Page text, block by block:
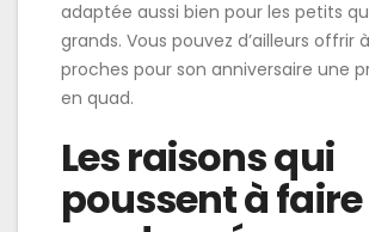
adaptée aussi bien pour les petits
grands. Vous pouvez d’ailleurs offrir
proches pour son anniversaire une
en quad.
Les raisons qui
poussent à